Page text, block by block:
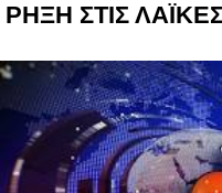
ΡΗΞΗ ΣΤΙΣ